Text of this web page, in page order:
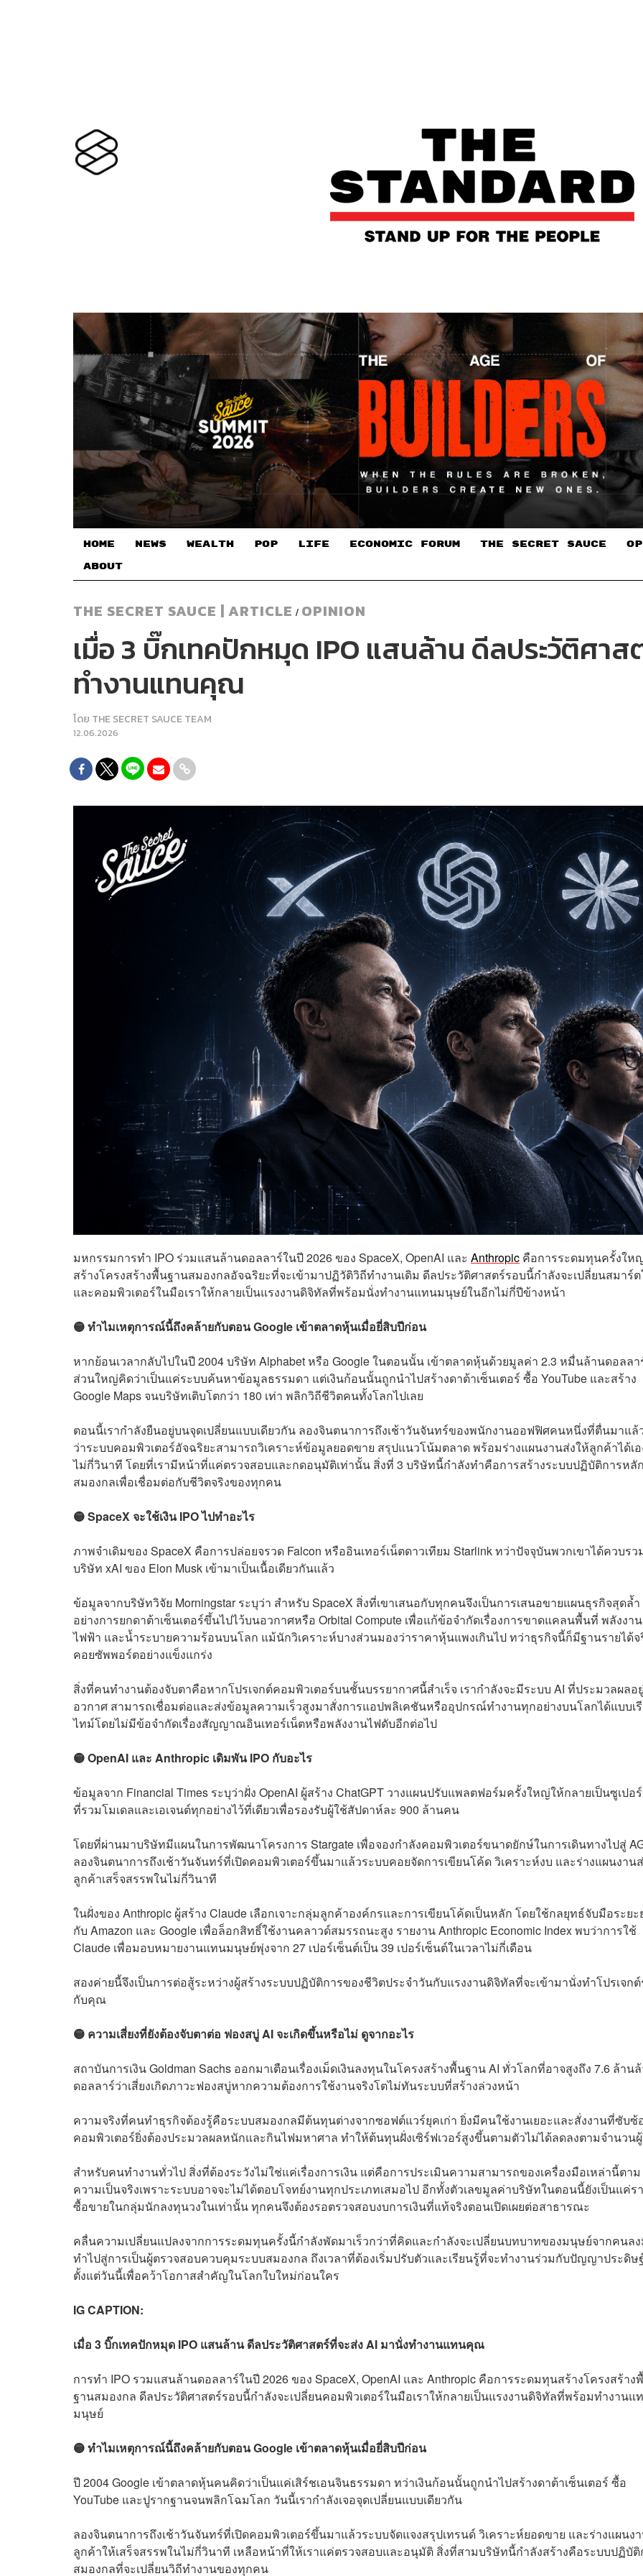
HOME NEWS WEALTH POP LIFE ECONOMIC FORUM THE SECRET SAUCE​
ABOUT
THE SECRET SAUCE | ARTICLE / OPINION
เมื่อ 3 บิ๊กเทคปักหมุด IPO แสนล้าน ดีลประวัติศา
ทำงานแทนคุณ
โดย THE SECRET SAUCE TEAM
12.06.2026
มหกรรมการทำ IPO ร่วมแสนล้านดอลลาร์ในปี 2026 ของ SpaceX, OpenAI และ Anthropic คือการระดมทุนครั้งให
สร้างโครงสร้างพื้นฐานสมองกลอัจฉริยะที่จะเข้ามาปฏิวัติวิถีทำงานเดิม ดีลประวัติศาสตร์รอบนี้กำลังจะเปลี่ยนสมาร์
และคอมพิวเตอร์ในมือเราให้กลายเป็นแรงงานดิจิทัลที่พร้อมนั่งทำงานแทนมนุษย์ในอีกไม่กี่ปีข้างหน้า
🟡 ทำไมเหตุการณ์นี้ถึงคล้ายกับตอน Google เข้าตลาดหุ้นเมื่อยี่สิบปีก่อน
หากย้อนเวลากลับไปในปี 2004 บริษัท Alphabet หรือ Google ในตอนนั้น เข้าตลาดหุ้นด้วยมูลค่า 2.3 หมื่นล้านดอลล
ส่วนใหญ่คิดว่าเป็นแค่ระบบค้นหาข้อมูลธรรมดา แต่เงินก้อนนั้นถูกนำไปสร้างดาต้าเซ็นเตอร์ ซื้อ YouTube และสร้าง
Google Maps จนบริษัทเติบโตกว่า 180 เท่า พลิกวิถีชีวิตคนทั้งโลกไปเลย
ตอนนี้เรากำลังยืนอยู่บนจุดเปลี่ยนแบบเดียวกัน ลองจินตนาการถึงเช้าวันจันทร์ของพนักงานออฟฟิศคนหนึ่งที่ตื่นมาแล้
ว่าระบบคอมพิวเตอร์อัจฉริยะสามารถวิเคราะห์ข้อมูลยอดขาย สรุปแนวโน้มตลาด พร้อมร่างแผนงานส่งให้ลูกค้าได้เ
ไม่กี่วินาที โดยที่เรามีหน้าที่แค่ตรวจสอบและกดอนุมัติเท่านั้น สิ่งที่ 3 บริษัทนี้กำลังทำคือการสร้างระบบปฏิบัติการหลั
สมองกลเพื่อเชื่อมต่อกับชีวิตจริงของทุกคน
🟡 SpaceX จะใช้เงิน IPO ไปทำอะไร
ภาพจำเดิมของ SpaceX คือการปล่อยจรวด Falcon หรืออินเทอร์เน็ตดาวเทียม Starlink ทว่าปัจจุบันพวกเขาได้ควบรว
บริษัท xAI ของ Elon Musk เข้ามาเป็นเนื้อเดียวกันแล้ว
ข้อมูลจากบริษัทวิจัย Morningstar ระบุว่า สำหรับ SpaceX สิ่งที่เขาเสนอกับทุกคนจึงเป็นการเสนอขายแผนธุรกิจสุดล้ำ
อย่างการยกดาต้าเซ็นเตอร์ขึ้นไปไว้บนอวกาศหรือ Orbital Compute เพื่อแก้ข้อจำกัดเรื่องการขาดแคลนพื้นที่ พลังงาน
ไฟฟ้า และน้ำระบายความร้อนบนโลก แม้นักวิเคราะห์บางส่วนมองว่าราคาหุ้นแพงเกินไป ทว่าธุรกิจนี้ก็มีฐานรายได้จ
คอยซัพพอร์ตอย่างแข็งแกร่ง
สิ่งที่คนทำงานต้องจับตาคือหากโปรเจกต์คอมพิวเตอร์บนชั้นบรรยากาศนี้สำเร็จ เรากำลังจะมีระบบ AI ที่ประมวลผลอ
อวกาศ สามารถเชื่อมต่อและส่งข้อมูลความเร็วสูงมาสั่งการแอปพลิเคชันหรืออุปกรณ์ทำงานทุกอย่างบนโลกได้แบบเ
ไทม์โดยไม่มีข้อจำกัดเรื่องสัญญาณอินเทอร์เน็ตหรือพลังงานไฟดับอีกต่อไป
🟡 OpenAI และ Anthropic เดิมพัน IPO กับอะไร
ข้อมูลจาก Financial Times ระบุว่าฝั่ง OpenAI ผู้สร้าง ChatGPT วางแผนปรับแพลตฟอร์มครั้งใหญ่ให้กลายเป็นซูเปอ
ที่รวมโมเดลและเอเจนต์ทุกอย่างไว้ที่เดียวเพื่อรองรับผู้ใช้สัปดาห์ละ 900 ล้านคน
โดยที่ผ่านมาบริษัทมีแผนในการพัฒนาโครงการ Stargate เพื่อจองกำลังคอมพิวเตอร์ขนาดยักษ์ในการเดินทางไปสู่
ลองจินตนาการถึงเช้าวันจันทร์ที่เปิดคอมพิวเตอร์ขึ้นมาแล้วระบบคอยจัดการเขียนโค้ด วิเคราะห์งบ และร่างแผนงาน
ลูกค้าเสร็จสรรพในไม่กี่วินาที
ในฝั่งของ Anthropic ผู้สร้าง Claude เลือกเจาะกลุ่มลูกค้าองค์กรและการเขียนโค้ดเป็นหลัก โดยใช้กลยุทธ์จับมือระยะ
กับ Amazon และ Google เพื่อล็อกสิทธิ์ใช้งานคลาวด์สมรรถนะสูง รายงาน Anthropic Economic Index พบว่าการใช้
Claude เพื่อมอบหมายงานแทนมนุษย์พุ่งจาก 27 เปอร์เซ็นต์เป็น 39 เปอร์เซ็นต์ในเวลาไม่กี่เดือน
สองค่ายนี้จึงเป็นการต่อสู้ระหว่างผู้สร้างระบบปฏิบัติการของชีวิตประจำวันกับแรงงานดิจิทัลที่จะเข้ามานั่งทำโปรเจก
กับคุณ
🟡 ความเสี่ยงที่ยังต้องจับตาต่อ ฟองสบู่ AI จะเกิดขึ้นหรือไม่ ดูจากอะไร
สถาบันการเงิน Goldman Sachs ออกมาเตือนเรื่องเม็ดเงินลงทุนในโครงสร้างพื้นฐาน AI ทั่วโลกที่อาจสูงถึง 7.6 ล้าน
ดอลลาร์ว่าเสี่ยงเกิดภาวะฟองสบู่หากความต้องการใช้งานจริงโตไม่ทันระบบที่สร้างล่วงหน้า
ความจริงที่คนทำธุรกิจต้องรู้คือระบบสมองกลมีต้นทุนต่างจากซอฟต์แวร์ยุคเก่า ยิ่งมีคนใช้งานเยอะและสั่งงานที่ซับซ้
คอมพิวเตอร์ยิ่งต้องประมวลผลหนักและกินไฟมหาศาล ทำให้ต้นทุนฝั่งเซิร์ฟเวอร์สูงขึ้นตามตัวไม่ได้ลดลงตามจำนวน
สำหรับคนทำงานทั่วไป สิ่งที่ต้องระวังไม่ใช่แค่เรื่องการเงิน แต่คือการประเมินความสามารถของเครื่องมือเหล่านี้ตาม
ความเป็นจริงเพราะระบบอาจจะไม่ได้ตอบโจทย์งานทุกประเภทเสมอไป อีกทั้งตัวเลขมูลค่าบริษัทในตอนนี้ยังเป็นแค่ร
ซื้อขายในกลุ่มนักลงทุนวงในเท่านั้น ทุกคนจึงต้องรอตรวจสอบงบการเงินที่แท้จริงตอนเปิดเผยต่อสาธารณะ
คลื่นความเปลี่ยนแปลงจากการระดมทุนครั้งนี้กำลังพัดมาเร็วกว่าที่คิดและกำลังจะเปลี่ยนบทบาทของมนุษย์จากคนล
ทำไปสู่การเป็นผู้ตรวจสอบควบคุมระบบสมองกล ถึงเวลาที่ต้องเริ่มปรับตัวและเรียนรู้ที่จะทำงานร่วมกับปัญญาประดิษ
ตั้งแต่วันนี้เพื่อคว้าโอกาสสำคัญในโลกใบใหม่ก่อนใคร
IG CAPTION:
เมื่อ 3 บิ๊กเทคปักหมุด IPO แสนล้าน ดีลประวัติศาสตร์ที่จะส่ง AI มานั่งทำงานแทนคุณ
การทำ IPO รวมแสนล้านดอลลาร์ในปี 2026 ของ SpaceX, OpenAI และ Anthropic คือการระดมทุนสร้างโครงสร้าง
ฐานสมองกล ดีลประวัติศาสตร์รอบนี้กำลังจะเปลี่ยนคอมพิวเตอร์ในมือเราให้กลายเป็นแรงงานดิจิทัลที่พร้อมทำงานแ
มนุษย์
🟡 ทำไมเหตุการณ์นี้ถึงคล้ายกับตอน Google เข้าตลาดหุ้นเมื่อยี่สิบปีก่อน
ปี 2004 Google เข้าตลาดหุ้นคนคิดว่าเป็นแค่เสิร์ชเอนจินธรรมดา ทว่าเงินก้อนนั้นถูกนำไปสร้างดาต้าเซ็นเตอร์ ซื้อ
YouTube และปูรากฐานจนพลิกโฉมโลก วันนี้เรากำลังเจอจุดเปลี่ยนแบบเดียวกัน
ลองจินตนาการถึงเช้าวันจันทร์ที่เปิดคอมพิวเตอร์ขึ้นมาแล้วระบบจัดแจงสรุปเทรนด์ วิเคราะห์ยอดขาย และร่างแผนง
ลูกค้าให้เสร็จสรรพในไม่กี่วินาที เหลือหน้าที่ให้เราแค่ตรวจสอบและอนุมัติ สิ่งที่สามบริษัทนี้กำลังสร้างคือระบบปฏิบัติ
สมองกลที่จะเปลี่ยนวิถีทำงานของทุกคน